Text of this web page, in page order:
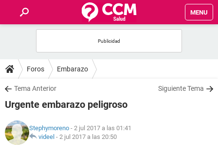
MENU
FOROS
SALUD
FAMILIA
NUTRICIÓN
Foros Embarazo
Tema Anterior Siguiente Tema
Urgente embarazo peligroso
Stephymoreno - 2 jul 2017 a las 01:41
videel - 2 jul 2017 a las 20:50